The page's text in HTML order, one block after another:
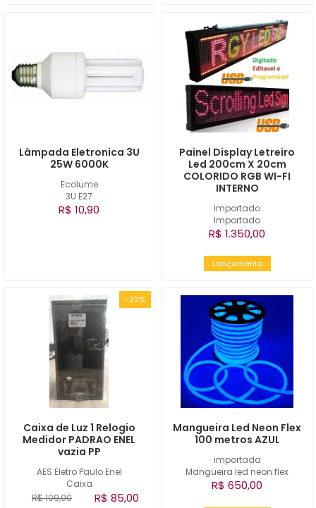
Ecolume
3U E27
Lâmpada Eletronica 3U
25W 6000K
R$ 10,90
Importado
Importado
Painel Display Letreiro
Led 200cm X 20cm
COLORIDO RGB WI-FI
INTERNO
R$ 1.350,00
Lançamento
-22%
AES Eletro Paulo Enel
Caixa
Caixa de Luz 1 Relogio
Medidor PADRAO ENEL
vazia PP
R$ 109,00 R$ 85,00
importada
Mangueira led neon flex
Mangueira Led Neon Flex
100 metros AZUL
R$ 650,00